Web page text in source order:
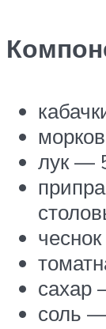
лук —
сахар
соль